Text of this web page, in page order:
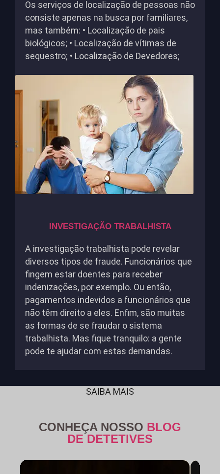
Os serviços de localização de pessoas não
consiste apenas na busca por familiares,
mas também: • Localização de pais
biológicos; • Localização de vítimas de
sequestro; • Localização de Devedores;
INVESTIGAÇÃO TRABALHISTA
A investigação trabalhista pode revelar
diversos tipos de fraude. Funcionários que
fingem estar doentes para receber
indenizações, por exemplo. Ou então,
pagamentos indevidos a funcionários que
não têm direito a eles. Enfim, são muitas
as formas de se fraudar o sistema
trabalhista. Mas fique tranquilo: a gente
pode te ajudar com estas demandas.
SAIBA MAIS
CONHEÇA NOSSO BLOG
DE DETETIVES